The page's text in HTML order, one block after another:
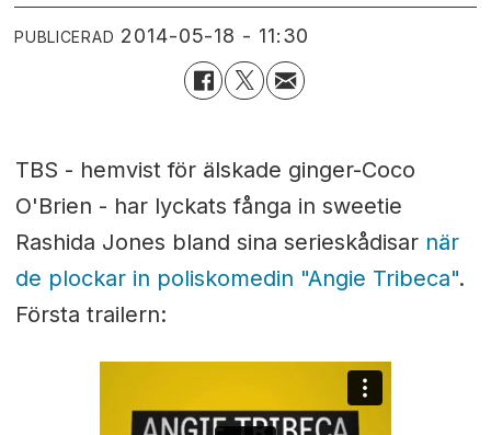
PUBLICERAD 2014-05-18 - 11:30
TBS - hemvist för älskade ginger-Coco
O'Brien - har lyckats fånga in sweetie
Rashida Jones bland sina serieskådisar när
de plockar in poliskomedin "Angie Tribeca".
Första trailern: